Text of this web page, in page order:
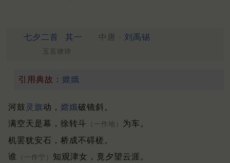
七夕二首 其一 中唐 · 刘禹锡
五言律诗
引用典故： 嫦娥
河鼓 灵旗动， 嫦娥破镜斜。
满空天是幕，徐转斗
（一作地） 为车。
机罢犹安石，桥成不碍槎。
谁
（一作宁） 知观津女，竟夕望云涯。